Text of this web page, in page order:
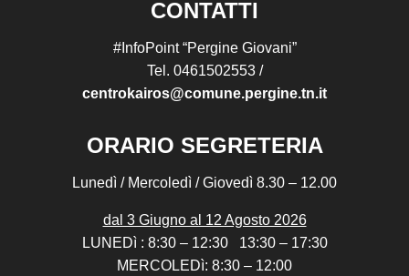
CONTATTI
#InfoPoint “Pergine Giovani”
Tel. 0461502553 /
centrokairos@comune.pergine.tn.it
ORARIO SEGRETERIA
Lunedì / Mercoledì / Giovedì 8.30 – 12.00
dal 3 Giugno al 12 Agosto 2026
LUNEDì : 8:30 – 12:30 13:30 – 17:30
MERCOLEDì: 8:30 – 12:00